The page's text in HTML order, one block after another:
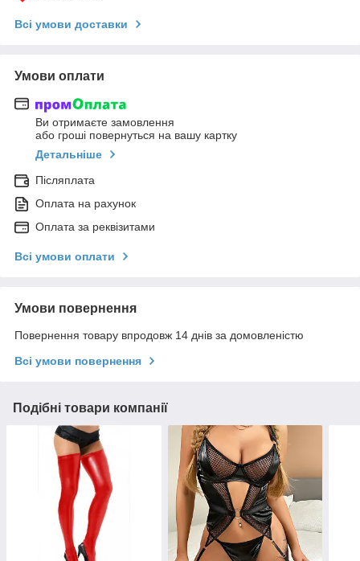
Всі умови доставки
Умови оплати
Ви отримаєте замовлення
або гроші повернуться на вашу картку
Детальніше
Післяплата
Оплата на рахунок
Оплата за реквізитами
Всі умови оплати
Умови повернення
Повернення товару впродовж 14 днів за домовленістю
Всі умови повернення
Подібні товари компанії